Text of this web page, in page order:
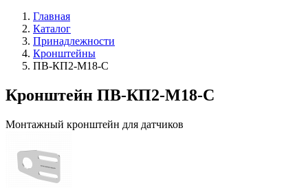
Главная
Каталог
Принадлежности
Кронштейны
ПВ-КП2-М18-С
Кронштейн ПВ-КП2-М18-С
Монтажный кронштейн для датчиков